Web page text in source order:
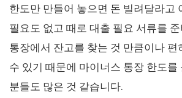
한도만 만들어 놓으면 돈 빌려달라고
필요도 없고 때로 대출 필요 서류를
통장에서 잔고를 찾는 것 만큼이나 편
수 있기 때문에 마이너스 통장 한도를
분들도 많은 것 같습니다.